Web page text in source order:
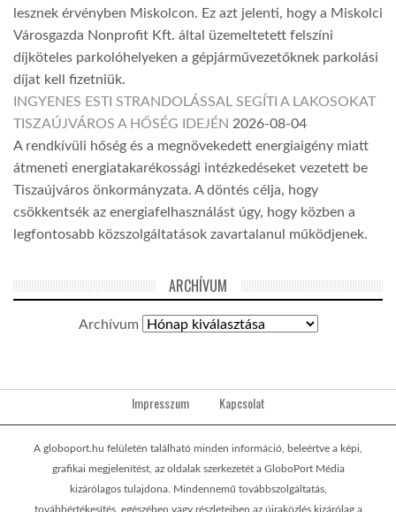
lesznek érvényben Miskolcon. Ez azt jelenti, hogy a Miskolci
Városgazda Nonprofit Kft. által üzemeltetett felszíni
díjköteles parkolóhelyeken a gépjárművezetőknek parkolási
díjat kell fizetniük.
INGYENES ESTI STRANDOLÁSSAL SEGÍTI A LAKOSOKAT
TISZAÚJVÁROS A HŐSÉG IDEJÉN 2026-08-04
A rendkívüli hőség és a megnövekedett energiaigény miatt
átmeneti energiatakarékossági intézkedéseket vezetett be
Tiszaújváros önkormányzata. A döntés célja, hogy
csökkentsék az energiafelhasználást úgy, hogy közben a
legfontosabb közszolgáltatások zavartalanul működjenek.
ARCHÍVUM
Archívum
Impresszum Kapcsolat
A globoport.hu felületén található minden információ, beleértve a képi,
grafikai megjelenítést, az oldalak szerkezetét a GloboPort Média
kizárólagos tulajdona. Mindennemű továbbszolgáltatás,
továbbértékesítés, egészében vagy részleteiben az újraközlés kizárólag a